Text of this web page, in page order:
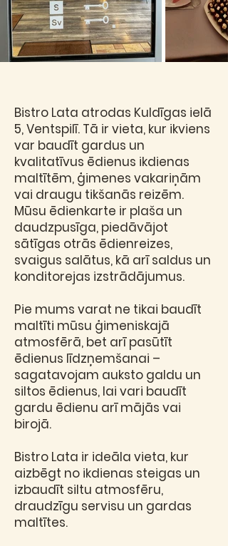
Bistro Lata atrodas Kuldīgas ielā
5, Ventspilī. Tā ir vieta, kur ikviens
var baudīt gardus un
kvalitatīvus ēdienus ikdienas
maltītēm, ģimenes vakariņām
vai draugu tikšanās reizēm.
Mūsu ēdienkarte ir plaša un
daudzpusīga, piedāvājot
sātīgas otrās ēdienreizes,
svaigus salātus, kā arī saldus un
konditorejas izstrādājumus.
Pie mums varat ne tikai baudīt
maltīti mūsu ģimeniskajā
atmosfērā, bet arī pasūtīt
ēdienus līdzņemšanai –
sagatavojam auksto galdu un
siltos ēdienus, lai vari baudīt
gardu ēdienu arī mājās vai
birojā.
Bistro Lata ir ideāla vieta, kur
aizbēgt no ikdienas steigas un
izbaudīt siltu atmosfēru,
draudzīgu servisu un gardas
maltītes.